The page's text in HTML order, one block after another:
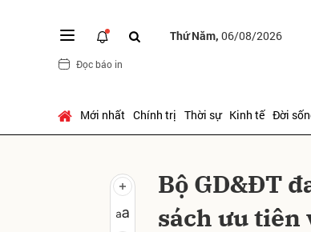
Thứ Năm, 06/08/2026
Đọc báo in
Mới nhất Chính trị Thời sự Kinh tế Đời
Bộ GD&ĐT
sách ưu tiên